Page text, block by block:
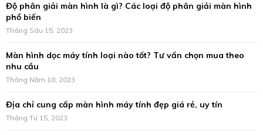
C
Độ phân giải màn hình là gì? Các loại độ phân giải màn hình
phổ biến
Tháng Sáu 15, 2023
Màn hình dọc máy tính loại nào tốt? Tư vấn chọn mua theo
nhu cầu
Tháng Năm 18, 2023
Địa chỉ cung cấp màn hình máy tính đẹp giá rẻ, uy tín
Tháng Tư 15, 2023